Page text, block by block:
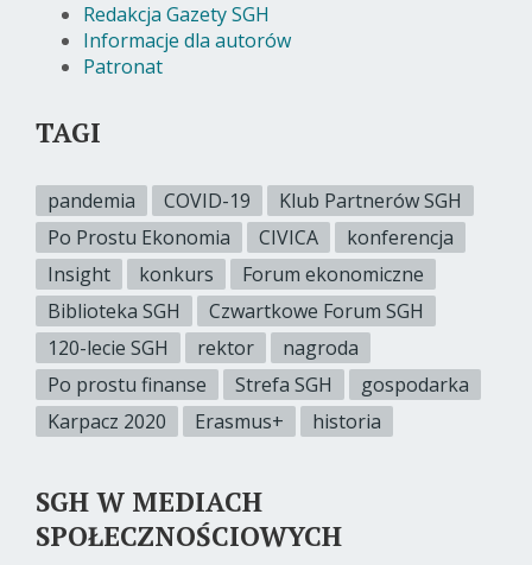
Redakcja Gazety SGH
Informacje dla autorów
Patronat
TAGI
pandemia COVID-19
Klub Partnerów SGH
Po Prostu Ekonomia
CIVICA
konferencja
Insight
konkurs
Forum ekonomiczne
Biblioteka SGH
Czwartkowe Forum SGH
120-lecie SGH
rektor
nagroda
Po prostu finanse
Strefa SGH
gospodarka
Karpacz 2020
Erasmus+ historia
SGH W MEDIACH
SPOŁECZNOŚCIOWYCH